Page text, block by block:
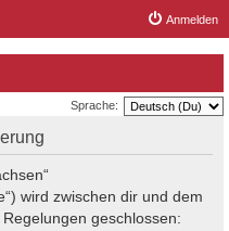
Anmelden
Sprache:
wird zwischen dir und dem
geschlossen: